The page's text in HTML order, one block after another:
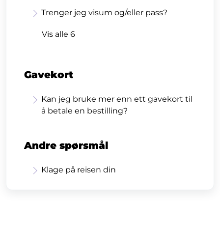
Trenger jeg visum og/eller pass?
Vis alle 6
Gavekort
Kan jeg bruke mer enn ett gavekort til
å betale en bestilling?
Andre spørsmål
Klage på reisen din